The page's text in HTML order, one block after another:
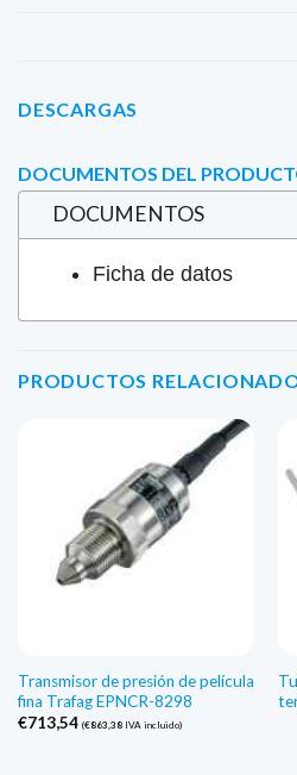
DESCARGAS
DOCUMENTOS DEL
DOCUMENTOS
Ficha de datos
PRODUCTOS
Transmisor de presión de película
fina Trafag EPNCR-8298
€713,54 (€863,38IVA incluido)